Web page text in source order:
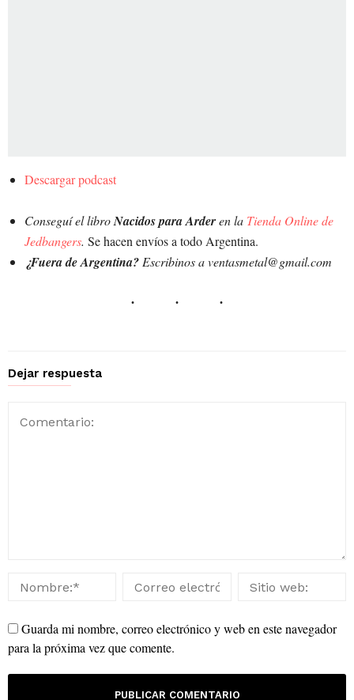
Descargar podcast
Conseguí el libroNacidos para Arderen la Tienda Online de
Jedbangers. Se hacen envíos a todo Argentina.
¿Fuera de Argentina?Escribinos a ventasmetal@gmail.com
Dejar respuesta
Guarda mi nombre, correo electrónico y web en este navegador
para la próxima vez que comente.